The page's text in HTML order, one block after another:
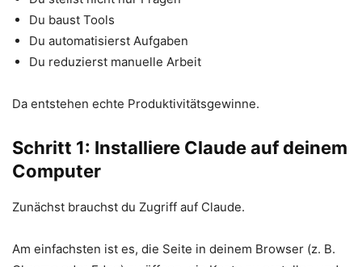
Du baust Tools
Du automatisierst Aufgaben
Du reduzierst manuelle Arbeit
Da entstehen echte Produktivitätsgewinne.
Schritt 1: Installiere Claude auf deinem
Computer
Zunächst brauchst du Zugriff auf Claude.
Am einfachsten ist es, die Seite in deinem Browser (z. B.